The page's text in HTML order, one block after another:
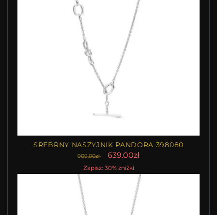
SREBRNY NASZYJNIK PANDORA 398080
909.00zł 639.00zł
Zapisz: 30% zniżki